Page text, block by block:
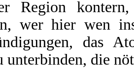
Region
wer hier wen
das
unterbinden, die